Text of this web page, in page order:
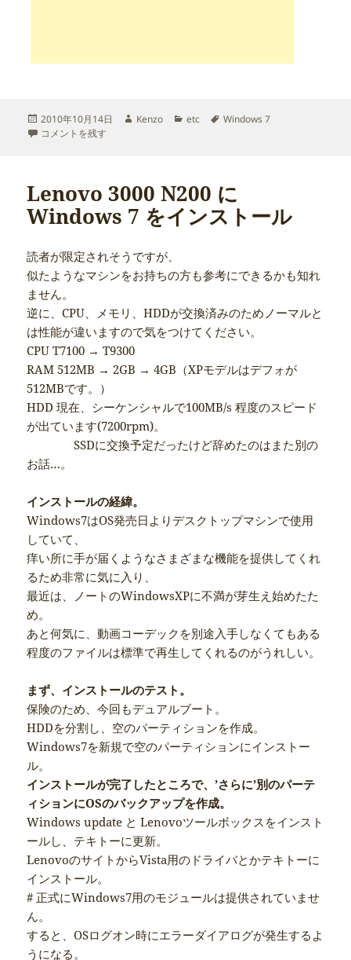
投
稿
2010年10月14日
作
Kenzo
カ
etc
タ
Windows 7
Windows7感謝祭 10/23 に
コメントを残す
Lenovo 3000 N200 に
Windows 7 をインストール
読者が限定されそうですが、
似たようなマシンをお持ちの方も参考にできるかも知れ
ません。
逆に、CPU、メモリ、HDDが交換済みのためノーマルと
は性能が違いますので気をつけてください。
CPU T7100 → T9300
RAM 512MB → 2GB → 4GB（XPモデルはデフォが
512MBです。）
HDD 現在、シーケンシャルで100MB/s 程度のスピード
が出ています(7200rpm)。
SSDに交換予定だったけど辞めたのはまた別の
お話…。
インストールの経緯。
Windows7はOS発売日よりデスクトップマシンで使用
していて、
痒い所に手が届くようなさまざまな機能を提供してくれ
るため非常に気に入り、
最近は、ノートのWindowsXPに不満が芽生え始めたた
め。
あと何気に、動画コーデックを別途入手しなくてもある
程度のファイルは標準で再生してくれるのがうれしい。
まず、インストールのテスト。
保険のため、今回もデュアルブート。
HDDを分割し、空のパーティションを作成。
Windows7を新規で空のパーティションにインストー
ル。
インストールが完了したところで、’さらに’別のパーテ
ィションにOSのバックアップを作成。
Windows update と Lenovoツールボックスをインスト
ールし、テキトーに更新。
LenovoのサイトからVista用のドライバとかテキトーに
インストール。
# 正式にWindows7用のモジュールは提供されていませ
ん。
すると、OSログオン時にエラーダイアログが発生するよ
うになる。